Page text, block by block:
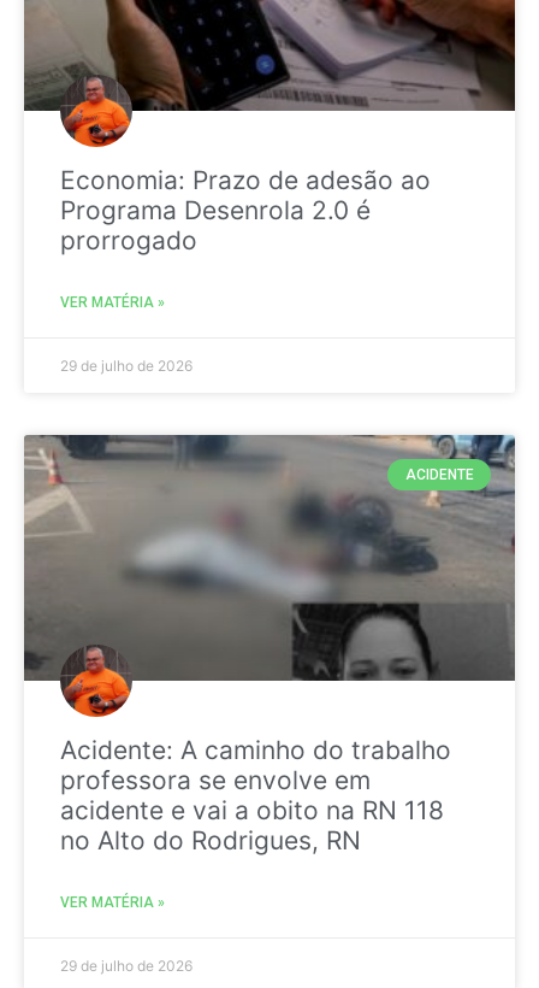
Economia: Prazo de adesão ao
Programa Desenrola 2.0 é
prorrogado
VER MATÉRIA »
29 de julho de 2026
ACIDENTE
Acidente: A caminho do trabalho
professora se envolve em
acidente e vai a obito na RN 118
no Alto do Rodrigues, RN
VER MATÉRIA »
29 de julho de 2026